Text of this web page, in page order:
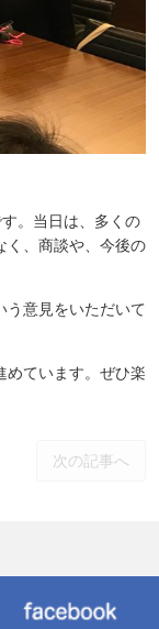
。当日は、多くの
く、商談や、今後の
う意見をいただいて
めています。ぜひ楽
次の記事へ